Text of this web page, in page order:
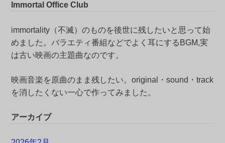
Immortal Office Club
immortality（不滅）のものを後世に残したいと思って始
めました。バラエティ番組などでよく耳にするBGM,実
は古い映画の主題曲なのです。
映画音楽を原曲のまま残したい。original・sound・track
を消したくない一心で作ってみました。
アーカイブ